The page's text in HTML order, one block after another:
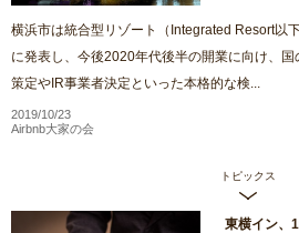
横浜市は統合型リゾート（Integrated Resort以
に発表し、今後2020年代後半の開業に向け、
策定やIR事業者決定といった本格的な検...
2019/10/23
Airbnb大家の会
トピックス
東横イン、